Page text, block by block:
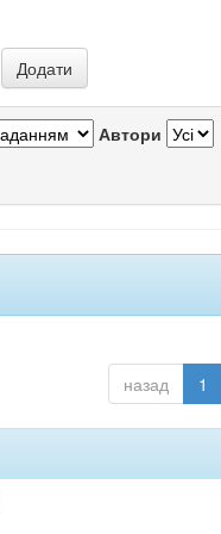
Автори
назад 1